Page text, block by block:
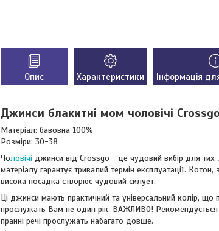
Опис Характеристики Інформація
Джинси блакитні мом чоловічі Crossgo
Матеріал: бавовна 100%
Розміри: 30-38
Чоловічі джинси від Crossgo - це чудовий вибір для тих,
матеріалу гарантує тривалий термін експлуатації.
висока посадка створює чудовий силует.
Ці джинси мають практичний та універсальний колір,
прослужать Вам не один рік. ВАЖЛИВО! Рекомендується
пранні речі прослужать набагато довше.